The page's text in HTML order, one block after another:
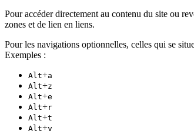
Pour accéder directement au contenu du site ou
zones et de lien en liens.
Pour les navigations optionnelles, celles qui se
Exemples :
Alt+a
Alt+z
Alt+e
Alt+r
Alt+t
Alt+y